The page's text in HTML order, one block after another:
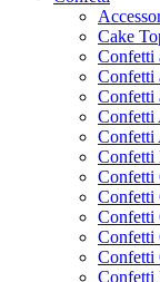
Cake
Confetti
Confetti
Confetti
Confetti
Confetti
Confetti
Confetti
Confetti
Confetti
Confetti
Confetti
Confetti